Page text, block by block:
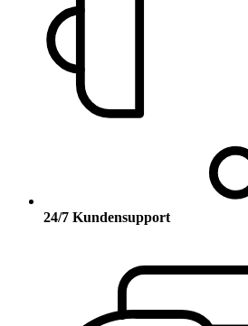
24/7 Kundensupport